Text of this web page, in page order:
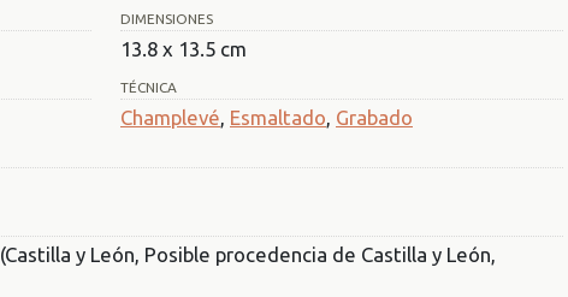
DIMENSIONES
13.8 x 13.5 cm
TÉCNICA
Champlevé, Esmaltado, Grabado
(Castilla y León, Posible procedencia de Castilla y León,